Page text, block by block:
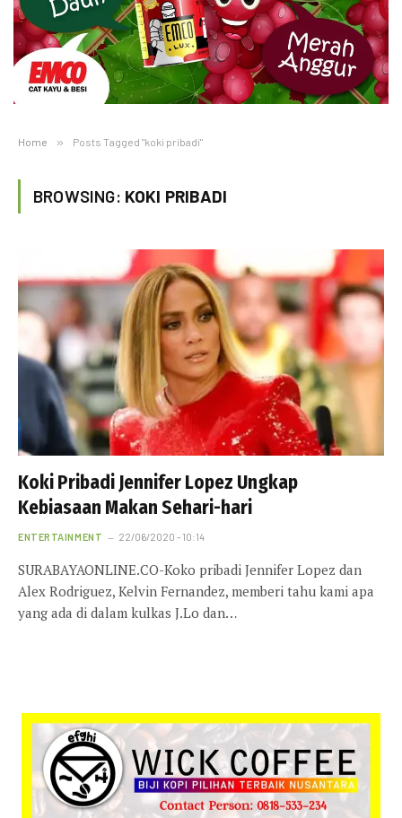
Home » Posts Tagged "koki pribadi"
BROWSING: KOKI PRIBADI
Koki Pribadi Jennifer Lopez Ungkap
Kebiasaan Makan Sehari-hari
ENTERTAINMENT 22/06/2020 - 10:14
SURABAYAONLINE.CO-Koko pribadi Jennifer Lopez dan
Alex Rodriguez, Kelvin Fernandez, memberi tahu kami apa
yang ada di dalam kulkas J.Lo dan…